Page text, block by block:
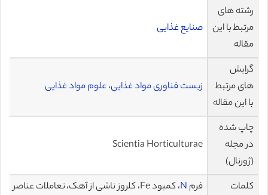
رشته های
مرتبط با این
مقاله
صنایع غذایی
گرایش
های مرتبط
با این مقاله
زیست فناوری مواد غذایی،علوم مواد غذایی
چاپ شده
در مجله
(ژورنال)
Scientia Horticulturae
کلمات
فرم N
، كمبود Fe، کلروز ناشی از آهک، تعاملات عناصر